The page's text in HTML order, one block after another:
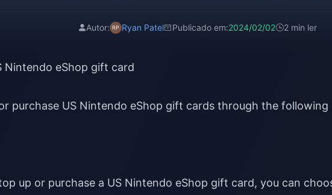
Autor: Ryan Patel Publicado em:2024/02/02 2 min ler
Nintendo eShop gift card
purchase US Nintendo eShop gift cards through the following
up or purchase a US Nintendo eShop gift card, you can